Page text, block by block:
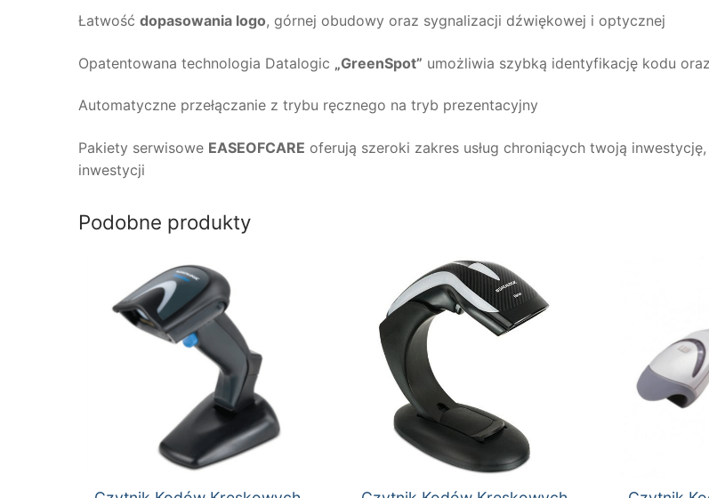
Łatwość dopasowania logo, górnej obudowy oraz sygnalizacji dźwiękowej i optycznej
Opatentowana technologia Datalogic „GreenSpot” umożliwia szybką identyfikację kodu
Automatyczne przełączanie z trybu ręcznego na tryb prezentacyjny
Pakiety serwisowe EASEOFCARE oferują szeroki zakres usług chroniących twoją
inwestycji
Podobne produkty